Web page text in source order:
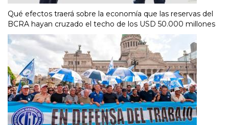
Qué efectos traerá sobre la economía que las reservas del
BCRA hayan cruzado el techo de los USD 50.000 millones